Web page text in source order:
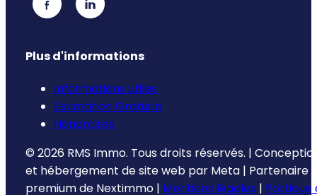
Plus d'informations
Informations utiles
Estimation Gratuite
Honoraires
© 2026 RMS Immo. Tous droits réservés. |
et hébergement de site web par Meta | Partenaire
premium de Nextimmo | Mentions légales | Politique